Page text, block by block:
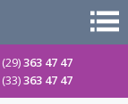
363 47 47
363 47 47